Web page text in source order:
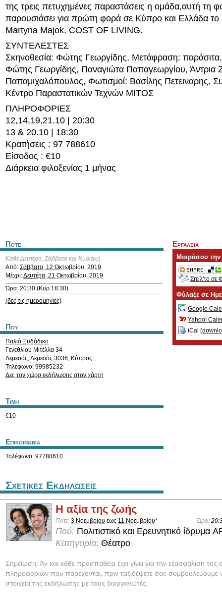
της τρεις πετυχημένες παραστάσεις η ομάδα,αυτή τη
παρουσιάσει για πρώτη φορά σε Κύπρο και Ελλάδα το
Martyna Majok, COST OF LIVING.
ΣΥΝΤΕΛΕΣΤΕΣ
Σκηνοθεσία: Φώτης Γεωργίδης, Μετάφραση:
Φώτης Γεωργίδης, Παναγιώτα Παπαγεωργίου, Άντρια
Παπαμιχαλόπουλος, Φωτισμοί: Βασίλης Πετειναρης,
Κέντρο Παραστατικών Τεχνών ΜΙΤΟΣ
ΠΛΗΡΟΦΟΡΙΕΣ
12,14,19,21.10 | 20:30
13 & 20.10 | 18:30
Κρατήσεις : 97 788610
Είσοδος : €10
Διάρκεια φιλοξενίας 1 μήνας
Ποτε
Κάθε Δευτέρα, Σάββατο και Κυριακή
Από: Σάββατο, 12 Οκτωβρίου, 2019
Μέχρι:Δευτέρα, 21 Οκτωβρίου, 2019
Ώρα: 20:30 (Κυρ:18:30)
(δες τις ημερομηνίες)
Που
Παλιό Ξυδάδικο
Γενεθλίου Μιτέλλα 34
Λεμεσός,Λεμεσός 3036, Κύπρος
Τηλέφωνο: 99985232
Δες τον χώρο εκδήλωσης στον χάρτη
Τιμη
€10
Επικοινωνια
Τηλέφωνο: 97788610
Εργαλεια
Μοιράσου
Στείλ'το σε
Φύλαξε σε
Google
Yahoo!
iCal (
Σχετικες Εκδηλωσεις
Η αξία της ζωής
Πότε: 3 Νοεμβρίου έως 11 Νοεμβρίου* Ώρα:
Πού: Πολιτιστικό και Ερευνητικό ίδρυμα
Κατηγορία: Θέατρο
Σημείωση: Αν και κάθε προσπάθεια έχει γίνει για την εξασφάλιση της
πληροφοριών που παρέχονται, πριν ταξιδέψετε σας συμβουλεύουμε
στοιχεία της εκδήλωσης με τους διοργανωτές.